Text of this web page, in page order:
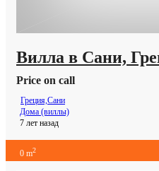
Вилла в Сани,
Price on call
Греция,Сани
Дома (виллы)
7 лет назад
0 m2